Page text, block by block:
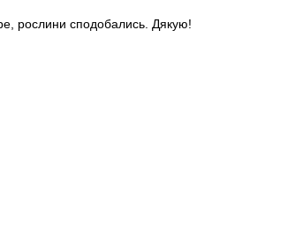
рослини сподобались. Дякую!